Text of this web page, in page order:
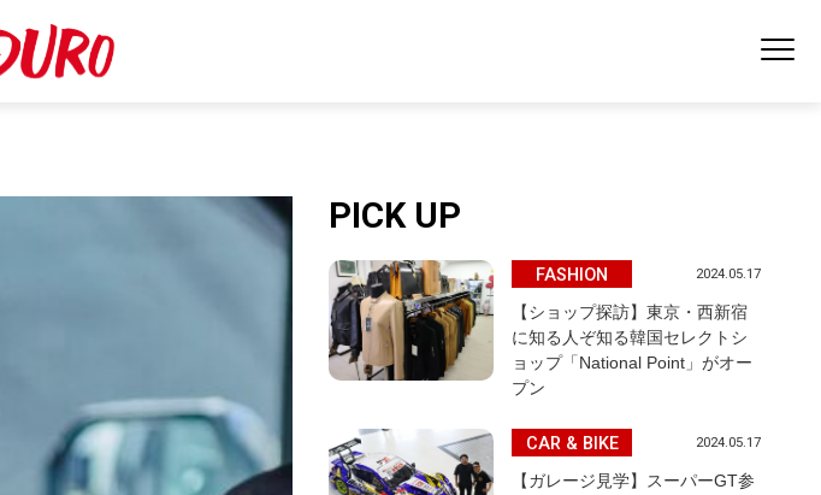
PICK UP
FASHION 2024.05.17
【ショップ探訪】東京・西新宿
に知る人ぞ知る韓国セレクトシ
ョップ「National Point」がオー
プン
CAR & BIKE 2024.05.17
【ガレージ見学】スーパーGT参